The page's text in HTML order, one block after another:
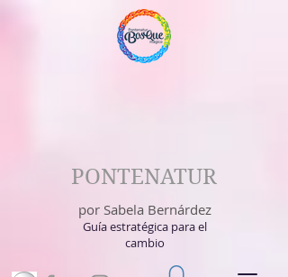
PONTENATUR
por Sabela Bernárdez
Guía estratégica para el
cambio